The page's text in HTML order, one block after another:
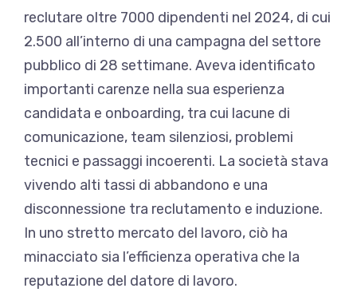
reclutare oltre 7000 dipendenti nel 2024, di cui
2.500 all’interno di una campagna del settore
pubblico di 28 settimane. Aveva identificato
importanti carenze nella sua esperienza
candidata e onboarding, tra cui lacune di
comunicazione, team silenziosi, problemi
tecnici e passaggi incoerenti. La società stava
vivendo alti tassi di abbandono e una
disconnessione tra reclutamento e induzione.
In uno stretto mercato del lavoro, ciò ha
minacciato sia l’efficienza operativa che la
reputazione del datore di lavoro.